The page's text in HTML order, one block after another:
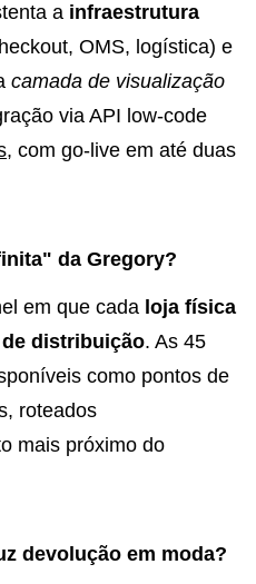
a infraestrutura
OMS, logística) e
camada de visualização
via API low-code
, com go-live em até duas
da Gregory?
em que cada loja física
distribuição. As 45
como pontos de
roteados
mais próximo do
devolução em moda?